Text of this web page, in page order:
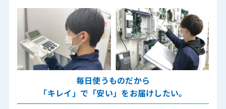
毎日使うものだから
「キレイ」で「安い」をお届けしたい。